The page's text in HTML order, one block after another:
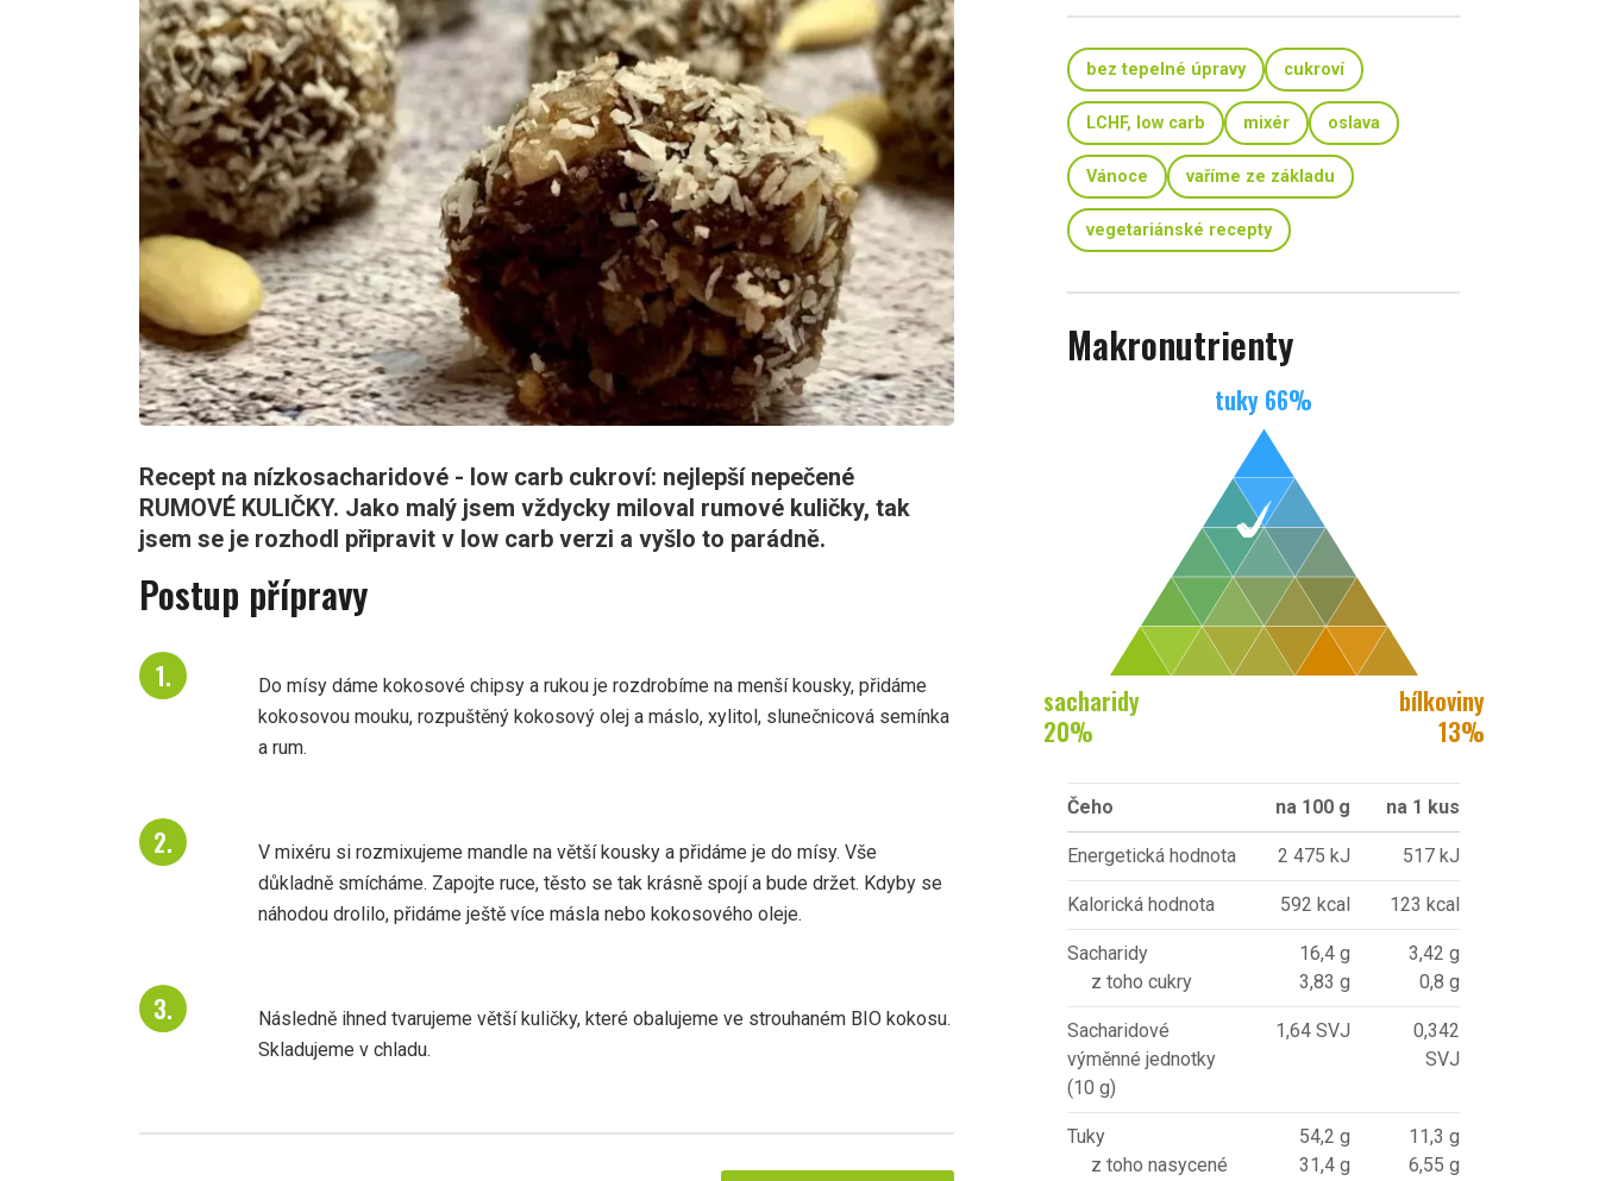
Recept na nízkosacharidové - low carb cukroví: nejlepší nepečené
RUMOVÉ KULIČKY. Jako malý jsem vždycky miloval rumové kuličky, tak
jsem se je rozhodl připravit v low carb verzi a vyšlo to parádně.
Postup přípravy
Do mísy dáme kokosové chipsy a rukou je rozdrobíme na menší kousky, přidáme
kokosovou mouku, rozpuštěný kokosový olej a máslo, xylitol, slunečnicová semínka
a rum.
V mixéru si rozmixujeme mandle na větší kousky a přidáme je do mísy. Vše
důkladně smícháme. Zapojte ruce, těsto se tak krásně spojí a bude držet. Kdyby se
náhodou drolilo, přidáme ještě více másla nebo kokosového oleje.
Následně ihned tvarujeme větší kuličky, které obalujeme ve strouhaném BIO kokosu.
Skladujeme v chladu.
bez tepelné úpravy cukroví
LCHF, low carb mixér oslava
Vánoce vaříme ze základu
vegetariánské recepty
Makronutrienty
tuky 66%
sacharidy
20%
bílkoviny
13%
Čeho na 100 g na 1 kus
Energetická hodnota 2 475 kJ 517 kJ
Kalorická hodnota 592 kcal 123 kcal
Sacharidy
z toho cukry
16,4 g
3,83 g
3,42 g
0,8 g
Sacharidové
výměnné jednotky
(10 g)
1,64 SVJ
0,342
SVJ
Tuky
z toho nasycené
54,2 g
31,4 g
11,3 g
6,55 g